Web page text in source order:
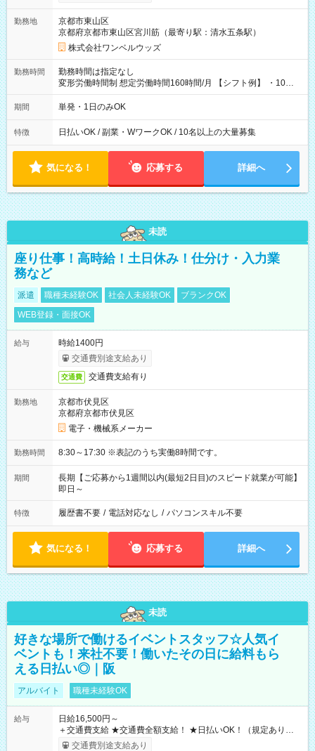
勤務地
京都市東山区
京都府京都市東山区宮川筋（最寄り駅：清水五条駅）
株式会社ワンベルウッズ
勤務時間
勤務時間は指定なし
変形労働時間制 想定労働時間160時間/月 【シフト例】 ・10：
00～20：00
期間 単発・1日のみOK
特徴 日払いOK / 副業・WワークOK / 10名以上の大量募集
気になる！ 応募する 詳細へ
未読
座り仕事！高時給！土日休み！仕分け・入力業
務など
派遣 職種未経験OK 社会人未経験OK
ブランクOK
WEB登録・面接OK
給与
時給1400円
交通費別途支給あり
交通費 交通費支給有り
勤務地
京都市伏見区
京都府京都市伏見区
電子・機械系メーカー
勤務時間 8:30～17:30 ※表記のうち実働8時間です。
期間
長期【ご応募から1週間以内(最短2日目)のスピード就業が可能】
即日～
特徴 履歴書不要 / 電話対応なし / パソコンスキル不要
気になる！ 応募する 詳細へ
未読
好きな場所で働けるイベントスタッフ☆人気イ
ベントも！来社不要！働いたその日に給料もら
える日払い◎｜阪
アルバイト 職種未経験OK
給与
日給16,500円～
＋交通費支給 ★交通費全額支給！ ★日払いOK！（規定あり） ┗
働いたその日に現金GET♪ お仕事後はコンビニATMから 日払
交通費別途支給あり